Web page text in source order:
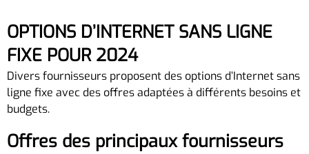
OPTIONS D’INTERNET SANS LIGNE
FIXE POUR 2024
Divers fournisseurs proposent des options d’Internet sans
ligne fixe avec des offres adaptées à différents besoins et
budgets.
Offres des principaux fournisseurs